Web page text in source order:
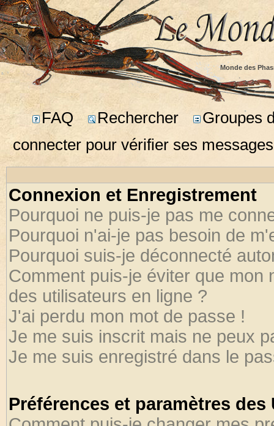
Monde des
FAQ Rechercher
Groupes
connecter pour vérifier ses
Connexion et Enregistrement
Pourquoi ne puis-je pas me
Pourquoi n'ai-je pas besoin de
Pourquoi suis-je déconnecté
Comment puis-je éviter que mon
des utilisateurs en ligne ?
J'ai perdu mon mot de passe !
Je me suis inscrit mais ne peux
Je me suis enregistré dans le
Préférences et paramètres